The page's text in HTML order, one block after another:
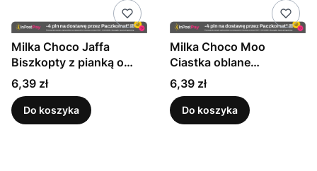
Milka Choco Jaffa
Biszkopty z pianką o
smaku czekoladowym
oblewane czekoladą
mleczną 128 g
Cena
6,39 zł
Do koszyka
Milka Choco Moo
Ciastka oblane
czekoladą mleczną z
mleka alpejskiego 120 g
Cena
6,39 zł
Do koszyka